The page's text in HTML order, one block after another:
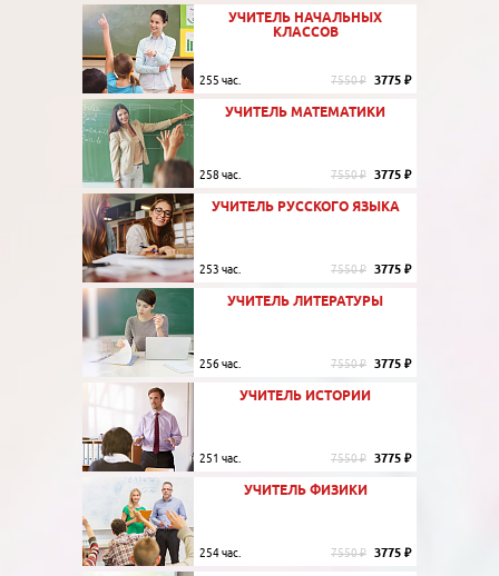
УЧИТЕЛЬ НАЧАЛЬНЫХ
КЛАССОВ
255 час. 7550 ₽ 3775 ₽
УЧИТЕЛЬ МАТЕМАТИКИ
258 час. 7550 ₽ 3775 ₽
УЧИТЕЛЬ РУССКОГО ЯЗЫКА
253 час. 7550 ₽ 3775 ₽
УЧИТЕЛЬ ЛИТЕРАТУРЫ
256 час. 7550 ₽ 3775 ₽
УЧИТЕЛЬ ИСТОРИИ
251 час. 7550 ₽ 3775 ₽
УЧИТЕЛЬ ФИЗИКИ
254 час. 7550 ₽ 3775 ₽